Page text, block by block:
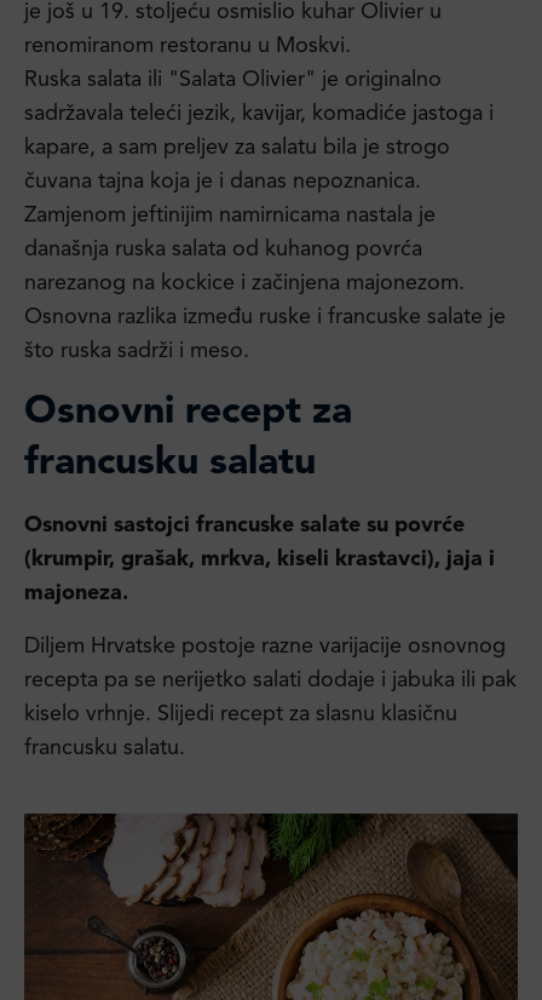
je još u 19. stoljeću osmislio kuhar Olivier u
renomiranom restoranu u Moskvi.
Ruska salata ili "Salata Olivier" je originalno
sadržavala teleći jezik, kavijar, komadiće jastoga i
kapare, a sam preljev za salatu bila je strogo
čuvana tajna koja je i danas nepoznanica.
Zamjenom jeftinijim namirnicama nastala je
današnja ruska salata od kuhanog povrća
narezanog na kockice i začinjena majonezom.
Osnovna razlika između ruske i francuske salate je
što ruska sadrži i meso.
Osnovni recept za
francusku salatu
Osnovni sastojci francuske salate su povrće
(krumpir, grašak, mrkva, kiseli krastavci), jaja i
majoneza.
Diljem Hrvatske postoje razne varijacije osnovnog
recepta pa se nerijetko salati dodaje i jabuka ili pak
kiselo vrhnje. Slijedi recept za slasnu klasičnu
francusku salatu.